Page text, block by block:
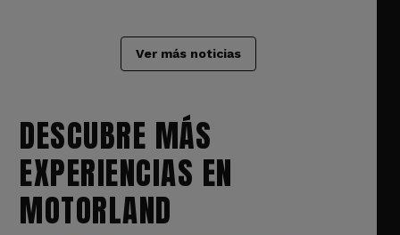
Ver más noticias
DESCUBRE MÁS
EXPERIENCIAS EN
MOTORLAND